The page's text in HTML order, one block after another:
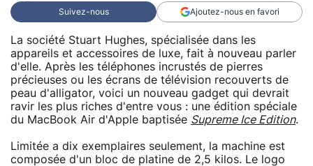
Suivez-nous Ajoutez-nous en favori
La société Stuart Hughes, spécialisée dans les
appareils et accessoires de luxe, fait à nouveau parler
d'elle. Après les téléphones incrustés de pierres
précieuses ou les écrans de télévision recouverts de
peau d'alligator, voici un nouveau gadget qui devrait
ravir les plus riches d'entre vous : une édition spéciale
du MacBook Air d'Apple baptisée Supreme Ice Edition.
Limitée a dix exemplaires seulement, la machine est
composée d'un bloc de platine de 2,5 kilos. Le logo